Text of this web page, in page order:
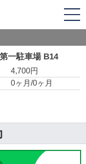
一駐車場 B14
4,700円
0ヶ月/0ヶ月